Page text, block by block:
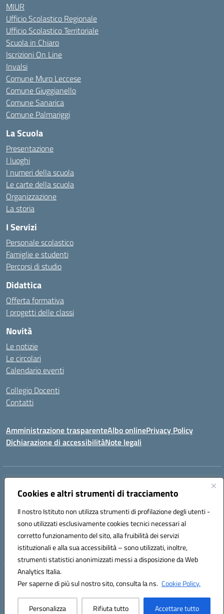
Cookies e altri strumenti di tracciamento
Il nostro Istituto non utilizza strumenti di profilazione degli utenti -
sono utilizzati esclusivamente cookies tecnici necessari al
corretto funzionamento del sito, alla fruibilità dei servizi
istituzionali e alla sua accessibilità – sono utilizzati, inoltre,
strumenti statistici anonimizzati messi a disposizione da Web
Analytics Italia.
Per saperne di più sul nostro sito, consulta la ns. Cookie Policy.
Personalizza Rifiuta tutto Accettare tutto
MIUR
Ufficio Scolastico Regionale
Ufficio Scolastico Territoriale
Scuola in Chiaro
Iscrizioni On Line
Invalsi
Comune Muro Leccese
Comune Giuggianello
Comune Sanarica
Comune Palmariggi
La Scuola
Presentazione
I luoghi
I numeri della scuola
Le carte della scuola
Organizzazione
La storia
I Servizi
Personale scolastico
Famiglie e studenti
Percorsi di studio
Didattica
Offerta formativa
I progetti delle classi
Novità
Le notizie
Le circolari
Calendario eventi
Collegio Docenti
Contatti
Amministrazione trasparenteAlbo onlinePrivacy Policy
Dichiarazione di accessibilitàNote legali
Indirizzo:
Centralino:+39 0836.341064 Email:leic81300l@istruzione.it
Codice fiscale: 92012610751
Codice meccanografico:
LEIC81300L
Codice unico di fatturazione (CUF): UF1W44
Hosting & Powered by 3D Solution S.r.l.
Concept & Design by Designers Italia